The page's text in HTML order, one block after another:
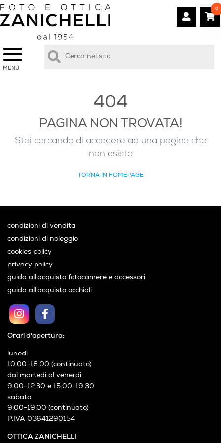
MENÙ
0
404
PAGINA NON TROVATA!
Stai cercando di accedere ad una pagina che
non esiste
TORNA IN HOMEPAGE
OTTICA ZANICHELLI
Orari d'apertura:
lunedì
10:00-18:00 (continuato)
dal martedì al venerdì
9:00-12:30 e 15:00-19:30
sabato
9:00-19:00 (continuato)
P.IVA 03641290154
condizioni di vendita
condizioni di noleggio
cookies policy
privacy policy
guida all’acquisto fotocamere e accessori
guida all’acquisto occhiali